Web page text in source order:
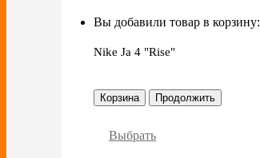
Вы добавили товар в корзину:
Nike Ja 4 "Rise"
Корзина Продолжить
Выбрать